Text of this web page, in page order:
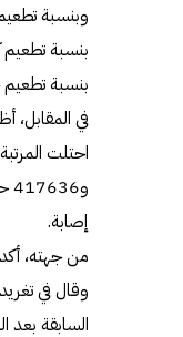
بنسبة تطعيم جزئي تصل إلى 90.87%
في المقابل،
إصابة.
من جهته،
وقال في
السابقة بعد